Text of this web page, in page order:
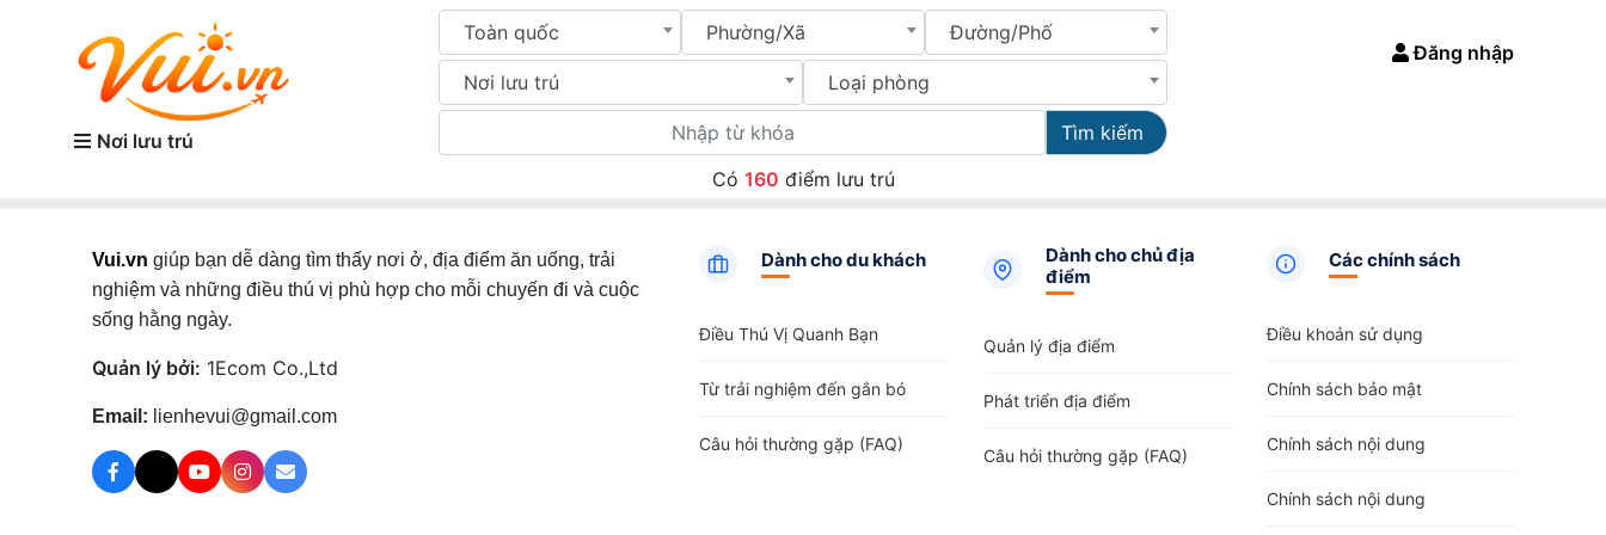
Nơi lưu trú
Toàn quốc Phường/Xã Đường/Phố
Nơi lưu trú Loại phòng
Tìm kiếm
Đăng nhập
Có 160 điểm lưu trú
Vui.vn giúp bạn dễ dàng tìm thấy nơi ở, địa điểm ăn uống, trải
nghiệm và những điều thú vị phù hợp cho mỗi chuyến đi và cuộc
sống hằng ngày.
Quản lý bởi: 1Ecom Co.,Ltd
Email: lienhevui@gmail.com
Dành cho du khách
Điều Thú Vị Quanh Bạn
Từ trải nghiệm đến gắn bó
Câu hỏi thường gặp (FAQ)
Dành cho chủ địa
điểm
Quản lý địa điểm
Phát triển địa điểm
Câu hỏi thường gặp (FAQ)
Các chính sách
Điều khoản sử dụng
Chính sách bảo mật
Chính sách nội dung
Chính sách nội dung